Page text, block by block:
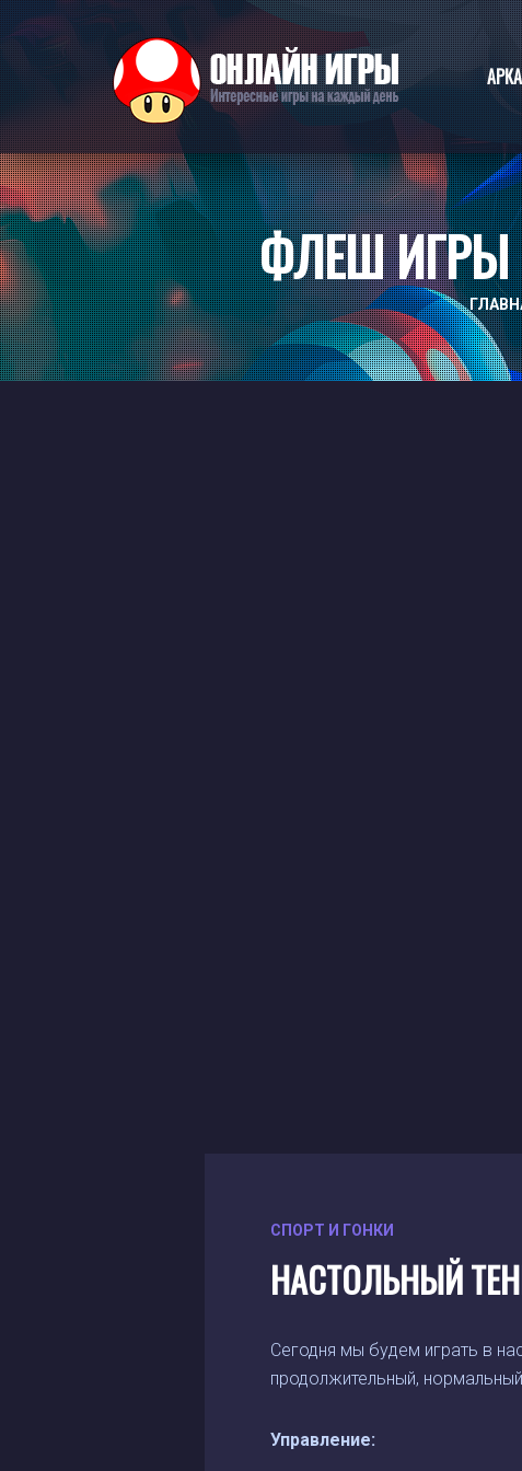
ФЛЕШ ИГРЫ
СПОРТ И ГОНКИ
НАСТОЛЬНЫЙ
Сегодня мы будем играть в
продолжительный,
Управление: